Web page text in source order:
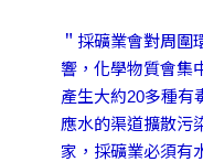
＂採礦業會對周圍
響，化學物質會集
產生大約20多種有
應水的渠道擴散污
家，採礦業必須有